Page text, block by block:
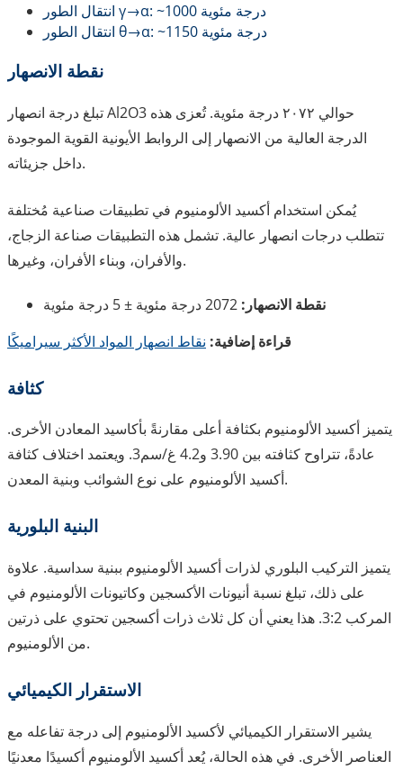
انتقال الطور γ→α: ~1000 درجة مئوية
انتقال الطور θ→α: ~1150 درجة مئوية
نقطة الانصهار
تبلغ درجة انصهار Al2O3 حوالي ٢٠٧٢ درجة مئوية. تُعزى هذه
الدرجة العالية من الانصهار إلى الروابط الأيونية القوية الموجودة
داخل جزيئاته.
يُمكن استخدام أكسيد الألومنيوم في تطبيقات صناعية مُختلفة
تتطلب درجات انصهار عالية. تشمل هذه التطبيقات صناعة الزجاج،
والأفران، وبناء الأفران، وغيرها.
نقطة الانصهار:
قراءة إضافية: نقاط انصهار المواد الأكثر سيراميكًا
كثافة
يتميز أكسيد الألومنيوم بكثافة أعلى مقارنةً بأكاسيد المعادن الأخرى.
عادةً، تتراوح كثافته بين 3.90 و4.2 غ/سم3. ويعتمد اختلاف كثافة
أكسيد الألومنيوم على نوع الشوائب وبنية المعدن.
البنية البلورية
يتميز التركيب البلوري لذرات أكسيد الألومنيوم ببنية سداسية. علاوة
على ذلك، تبلغ نسبة أنيونات الأكسجين وكاتيونات الألومنيوم في
المركب 3:2. هذا يعني أن كل ثلاث ذرات أكسجين تحتوي على ذرتين
من الألومنيوم.
الاستقرار الكيميائي
يشير الاستقرار الكيميائي لأكسيد الألومنيوم إلى درجة تفاعله مع
العناصر الأخرى. في هذه الحالة، يُعد أكسيد الألومنيوم أكسيدًا معدنيًا